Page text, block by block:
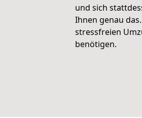
und sich
Ihnen genau
stressfreien
benötigen.